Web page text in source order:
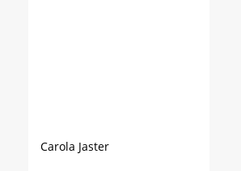
Carola Jaster